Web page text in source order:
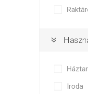
Bosch
Iroda